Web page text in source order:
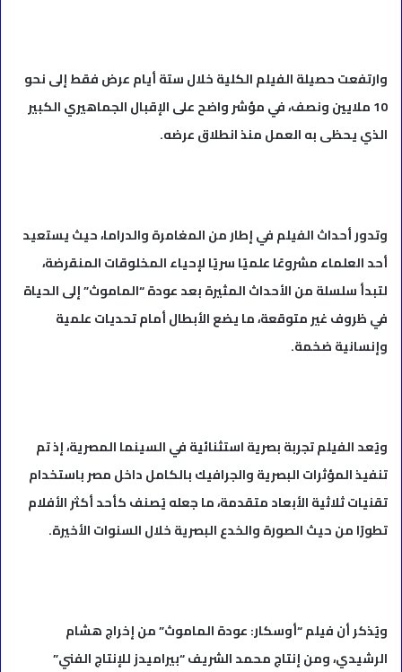
وارتفعت حصيلة الفيلم الكلية خلال ستة أيام عرض فقط إلى نحو
10 ملايين ونصف، في مؤشر واضح على الإقبال الجماهيري الكبير
الذي يحظى به العمل منذ انطلاق عرضه.
وتدور أحداث الفيلم في إطار من المغامرة والدراما، حيث يستعيد
أحد العلماء مشروعًا علميًا سريًا لإحياء المخلوقات المنقرضة،
لتبدأ سلسلة من الأحداث المثيرة بعد عودة “الماموث” إلى الحياة
في ظروف غير متوقعة، ما يضع الأبطال أمام تحديات علمية
وإنسانية ضخمة.
ويُعد الفيلم تجربة بصرية استثنائية في السينما المصرية، إذ تم
تنفيذ المؤثرات البصرية والجرافيك بالكامل داخل مصر باستخدام
تقنيات ثلاثية الأبعاد متقدمة، ما جعله يُصنف كأحد أكثر الأفلام
تطورًا من حيث الصورة والخدع البصرية خلال السنوات الأخيرة.
ويُذكر أن فيلم “أوسكار: عودة الماموث” من إخراج هشام
الرشيدي، ومن إنتاج محمد الشريف “بيراميدز للإنتاج الفني”